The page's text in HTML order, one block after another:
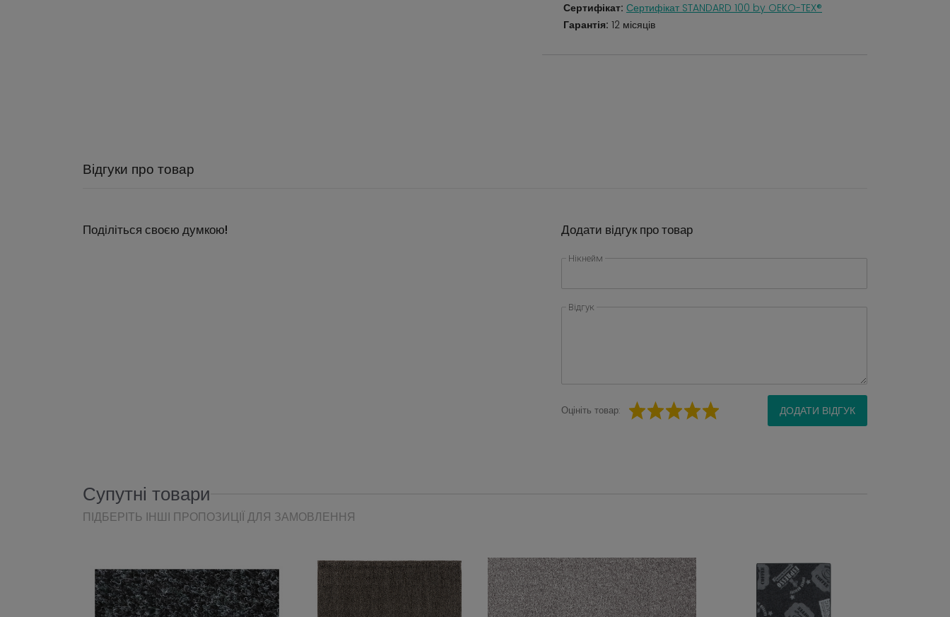
Сертифікат: Сертифікат STANDARD 100 by OEKO-TEX®
Гарантія: 12 місяців
Відгуки про товар
Поділіться своєю думкою! Додати відгук про товар
Нікнейм
Відгук
Оцініть товар: ДОДАТИ ВІДГУК
Супутні товари
ПІДБЕРІТЬ ІНШІ ПРОПОЗИЦІЇ ДЛЯ ЗАМОВЛЕННЯ